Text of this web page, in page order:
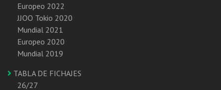
Europeo 2022
JJOO Tokio 2020
Mundial 2021
Europeo 2020
Mundial 2019
TABLA DE FICHAJES
26/27